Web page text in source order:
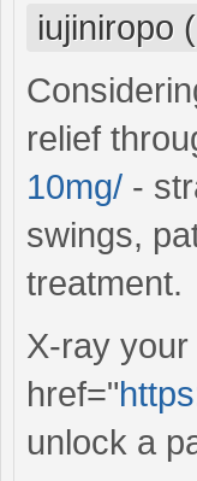
iujiniropo
relief
10mg/ -
swings,
treatment.
X-ray
href="
unlock a